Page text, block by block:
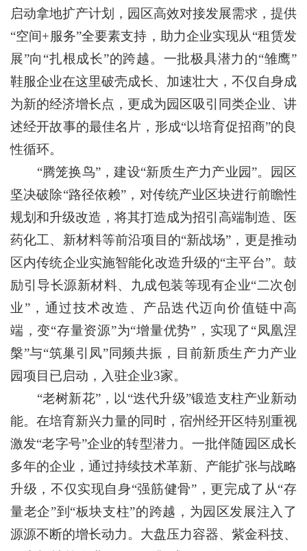
启动拿地扩产计划，园区高效对接发展需求，提供
“空间+服务”全要素支持，助力企业实现从“租赁发
展”向“扎根成长”的跨越。一批极具潜力的“雏鹰”
鞋服企业在这里破壳成长、加速壮大，不仅自身成
为新的经济增长点，更成为园区吸引同类企业、讲
述经开故事的最佳名片，形成“以培育促招商”的良
性循环。
“腾笼换鸟”，建设“新质生产力产业园”。园区
坚决破除“路径依赖”，对传统产业区块进行前瞻性
规划和升级改造，将其打造成为招引高端制造、医
药化工、新材料等前沿项目的“新战场”，更是推动
区内传统企业实施智能化改造升级的“主平台”。鼓
励引导长源新材料、九成包装等现有企业“二次创
业”，通过技术改造、产品迭代迈向价值链中高
端，变“存量资源”为“增量优势”，实现了“凤凰涅
槃”与“筑巢引凤”同频共振，目前新质生产力产业
园项目已启动，入驻企业3家。
“老树新花”，以“迭代升级”锻造支柱产业新动
能。在培育新兴力量的同时，宿州经开区特别重视
激发“老字号”企业的转型潜力。一批伴随园区成长
多年的企业，通过持续技术革新、产能扩张与战略
升级，不仅实现自身“强筋健骨”，更完成了从“存
量老企”到“板块支柱”的跨越，为园区发展注入了
源源不断的增长动力。大盘压力容器、紫金科技、